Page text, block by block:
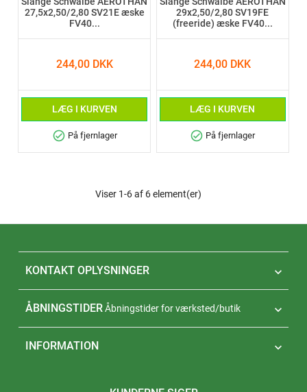
27,5x2,50/2,80 SV21E æske
FV40...
244,00 DKK
LÆG I KURVEN
check_circle På fjernlager
29x2,50/2,80 SV19FE
(freeride) æske FV40...
244,00 DKK
LÆG I KURVEN
check_circle På fjernlager
Viser 1-6 af 6 element(er)
KONTAKT OPLYSNINGER 
ÅBNINGSTIDER 
Åbningstider for værksted/butik
INFORMATION 